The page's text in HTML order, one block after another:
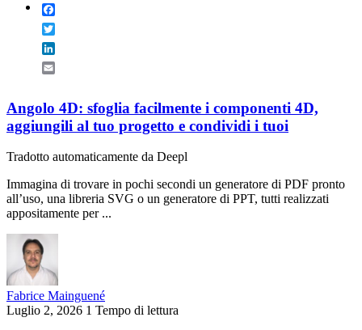
Angolo 4D: sfoglia facilmente i componenti 4D,
aggiungili al tuo progetto e condividi i tuoi
Tradotto automaticamente da Deepl
Immagina di trovare in pochi secondi un generatore di PDF pronto
all’uso, una libreria SVG o un generatore di PPT, tutti realizzati
appositamente per ...
Fabrice Mainguené
Luglio 2, 2026 1 Tempo di lettura